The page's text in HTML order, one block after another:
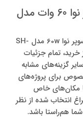
مشخصات پرژکتور ماژولار سوپر نوا 60 وات مدل
مشاهده مشخصات فنی پروژکتور ماژولار سوپر نوا 60w مدل SH-
خرید، تمام جزئیات
گزینه‌های مشابه
برای پروژه‌های
مکان‌های خاص
انتخاب‌ شده از نظر
هم‌راستا باشد.